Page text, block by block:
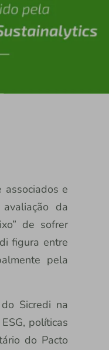
associados e
da
de sofrer
figura entre
pela
Sicredi na
políticas
do Pacto